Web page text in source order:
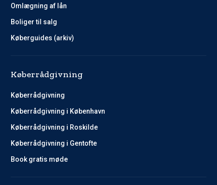
Omlægning af lån
Boliger til salg
Køberguides (arkiv)
Køberrådgivning
Køberrådgivning
Køberrådgivning i København
Køberrådgivning i Roskilde
Køberrådgivning i Gentofte
Book gratis møde